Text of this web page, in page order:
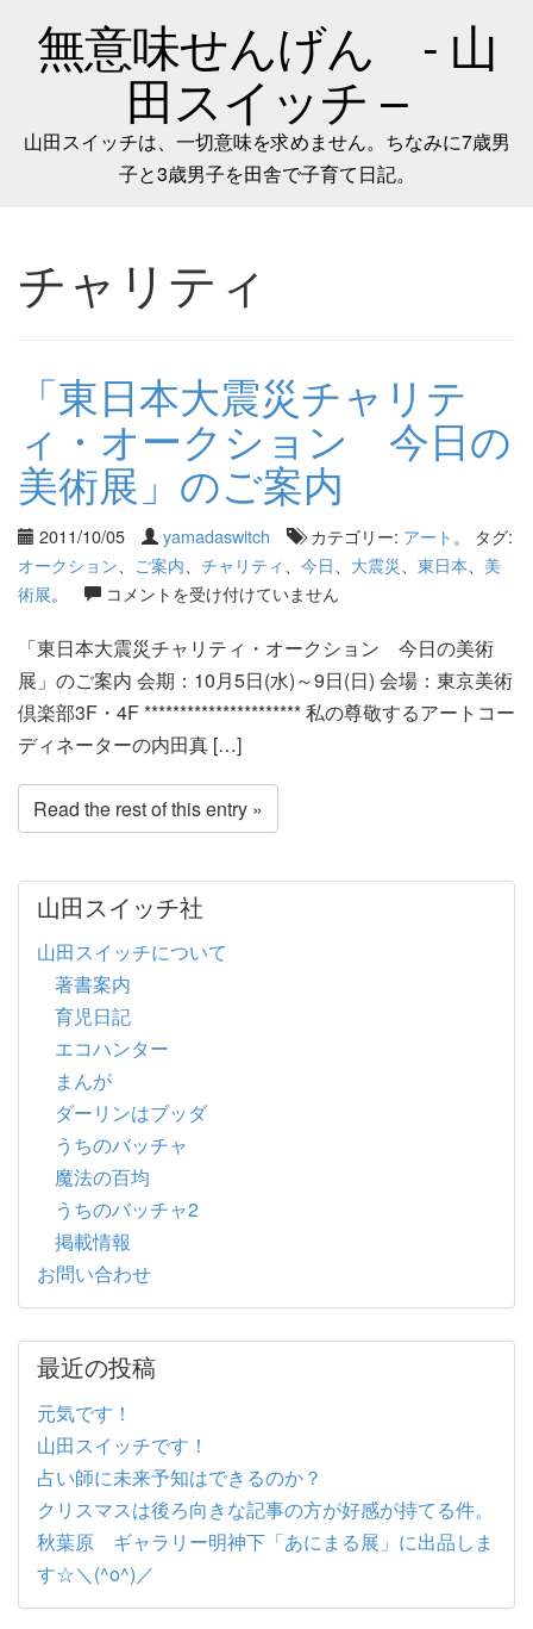
無意味せんげん - 山
田スイッチ –
山田スイッチは、一切意味を求めません。ちなみに7歳男
子と3歳男子を田舎で子育て日記。
チャリティ
「東日本大震災チャリテ
ィ・オークション 今日の
美術展」のご案内
2011/10/05 yamadaswitch カテゴリー: アート 。 タグ:
オークション
ご案内 チャリティ 今日 大震災 東日本
美
術展。 コメントを受け付けていません
「東日本大震災チャリティ・オークション 今日の美術
展」のご案内 会期：10月5日(水)～9日(日) 会場：東京美術
倶楽部3F・4F ********************** 私の尊敬するアートコー
ディネーターの内田真 […]
Read the rest of this entry »
山田スイッチ社
山田スイッチについて
著書案内
育児日記
エコハンター
まんが
ダーリンはブッダ
うちのバッチャ
魔法の百均
うちのバッチャ2
掲載情報
お問い合わせ
最近の投稿
元気です！
山田スイッチです！
占い師に未来予知はできるのか？
クリスマスは後ろ向きな記事の方が好感が持てる件。
秋葉原 ギャラリー明神下「あにまる展」に出品しま
す☆＼(^o^)／